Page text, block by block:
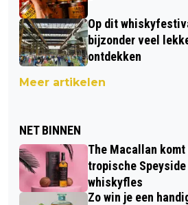
Op dit
bijzonder veel
ontdekken
Meer artikelen
NET BINNEN
The Macallan
tropische
whiskyfles
Zo win je een